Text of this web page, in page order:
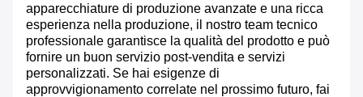
apparecchiature di produzione avanzate e una ricca
esperienza nella produzione, il nostro team tecnico
professionale garantisce la qualità del prodotto e può
fornire un buon servizio post-vendita e servizi
personalizzati. Se hai esigenze di
approvvigionamento correlate nel prossimo futuro, fai